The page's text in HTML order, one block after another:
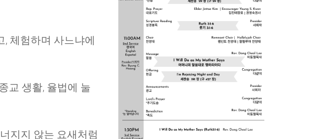
체험하며 사느냐에
교 생활, 율법에 눌
지지 않는 요새처럼